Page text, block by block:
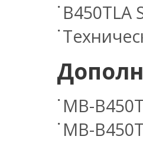
B450TLA
MB-
MB-